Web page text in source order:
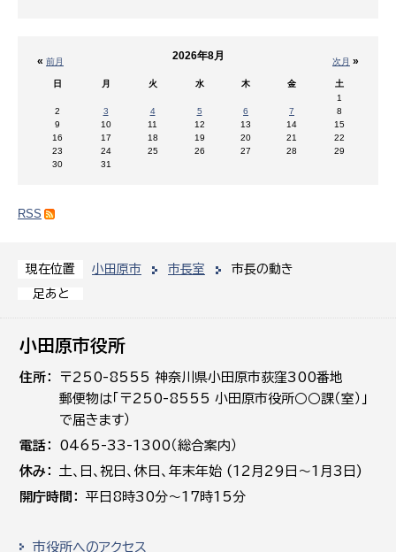
現在位置 小田原市 市長室
市長の動き
足あと
« 前月 次月 »
2026年8月
日 月 火 水 木 金
土
1
2
3 4 5 6 7
8
9
10 11 12 13 14
15
16
17 18 19 20 21
22
23
24 25 26 27 28
29
30
31
RSS
小田原市役所
住所
〒250-8555 神奈川県小田原市荻窪300番地
郵便物は「〒250-8555 小田原市役所○○課（室）」
で届きます）
電話
0465-33-1300（総合案内）
休み
土､日､祝日、休日、年末年始 (12月29日～1月3日)
開庁時間
平日8時30分～17時15分
市役所へのアクセス